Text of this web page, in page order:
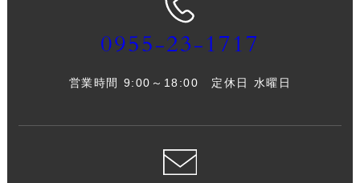
0955-23-1717
営業時間 9:00～18:00 定休日 水曜日